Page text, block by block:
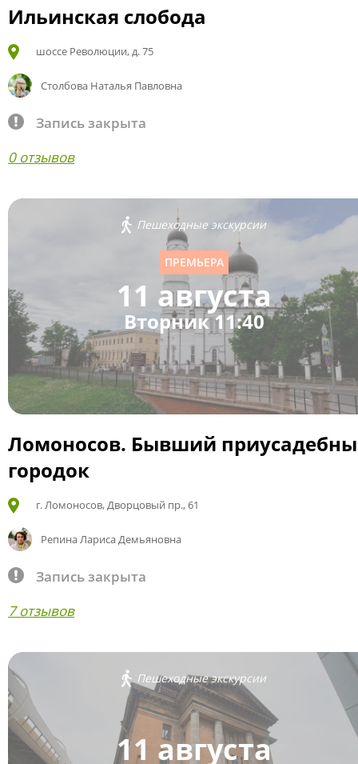
Ильинская слобода
шоссе Революции, д. 75
Столбова Наталья Павловна
Запись закрыта
0 отзывов
Пешеходные экскурсии
ПРЕМЬЕРА
11 августа
Вторник 11:40
Ломоносов. Бывший
городок
г. Ломоносов, Дворцовый пр., 61
Репина Лариса Демьяновна
Запись закрыта
7 отзывов
Пешеходные экскурсии
11 августа